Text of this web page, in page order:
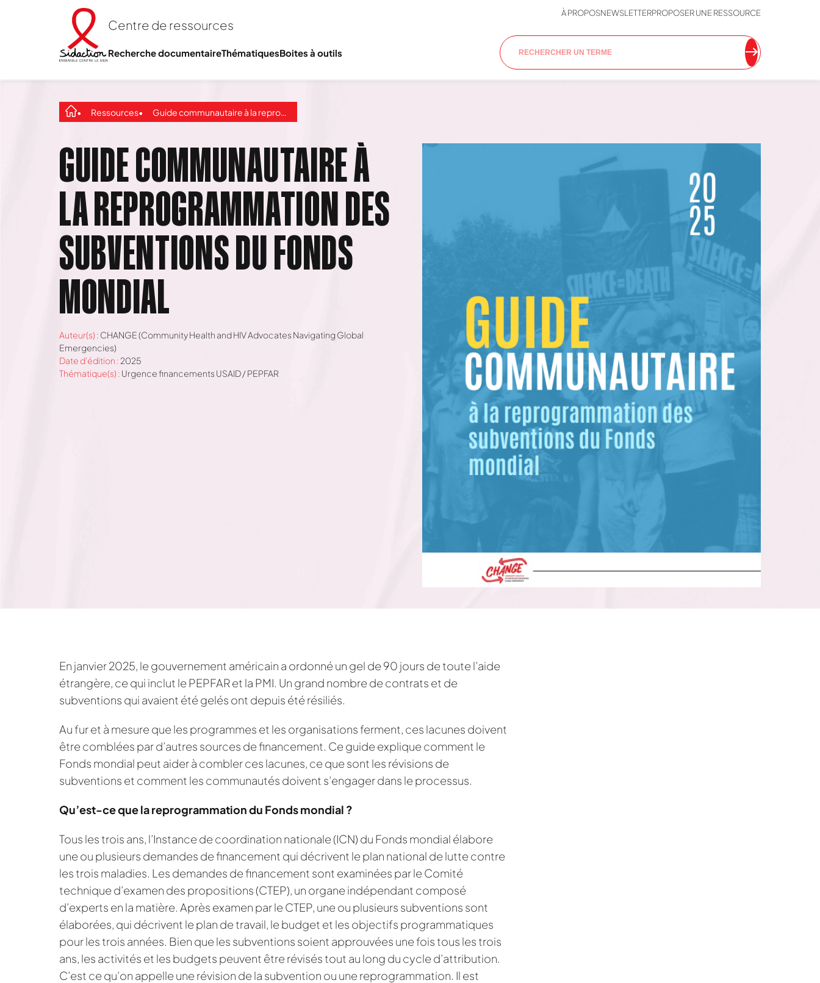
Centre de ressources
À PROPOSNEWSLETTERPROPOSER UNE RESSOURCE
Recherche documentaireThématiquesBoites à outils
Ressources Guide communautaire à la reprogrammation des subventions du Fonds mondial
GUIDE COMMUNAUTAIRE À
LA REPROGRAMMATION DES
SUBVENTIONS DU FONDS
MONDIAL
Auteur(s) : CHANGE (Community Health and HIV Advocates Navigating Global
Emergencies)
Date d'édition : 2025
Thématique(s) : Urgence financements USAID / PEPFAR
En janvier 2025, le gouvernement américain a ordonné un gel de 90 jours de toute l’aide
étrangère, ce qui inclut le PEPFAR et la PMI. Un grand nombre de contrats et de
subventions qui avaient été gelés ont depuis été résiliés.
Au fur et à mesure que les programmes et les organisations ferment, ces lacunes doivent
être comblées par d’autres sources de financement. Ce guide explique comment le
Fonds mondial peut aider à combler ces lacunes, ce que sont les révisions de
subventions et comment les communautés doivent s’engager dans le processus.
Qu’est-ce que la reprogrammation du Fonds mondial ?
Tous les trois ans, l’Instance de coordination nationale (ICN) du Fonds mondial élabore
une ou plusieurs demandes de financement qui décrivent le plan national de lutte contre
les trois maladies. Les demandes de financement sont examinées par le Comité
technique d’examen des propositions (CTEP), un organe indépendant composé
d’experts en la matière. Après examen par le CTEP, une ou plusieurs subventions sont
élaborées, qui décrivent le plan de travail, le budget et les objectifs programmatiques
pour les trois années. Bien que les subventions soient approuvées une fois tous les trois
ans, les activités et les budgets peuvent être révisés tout au long du cycle d’attribution.
C’est ce qu’on appelle une révision de la subvention ou une reprogrammation. Il est